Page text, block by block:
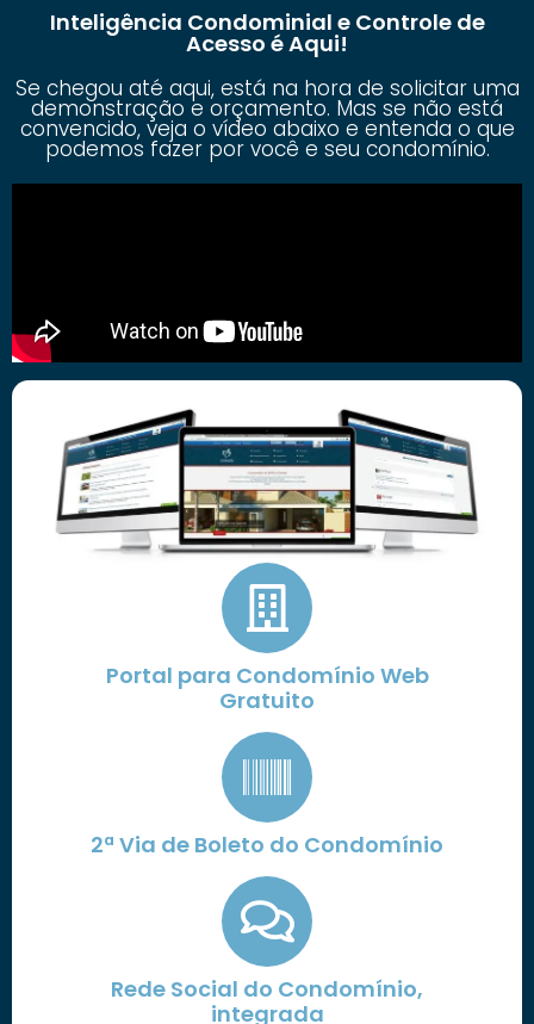
Inteligência Condominial e Controle de
Acesso é Aqui!
Se chegou até aqui, está na hora de solicitar uma
demonstração e orçamento. Mas se não está
convencido, veja o vídeo abaixo e entenda o que
podemos fazer por você e seu condomínio.
Portal para Condomínio Web
Gratuito
2ª Via de Boleto do Condomínio
Rede Social do Condomínio,
integrada